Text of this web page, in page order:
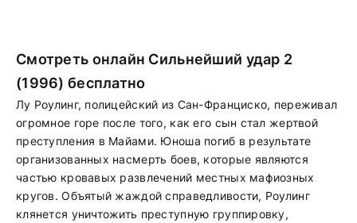
Смотреть онлайн Сильнейший удар 2
(1996) бесплатно
Лу Роулинг, полицейский из Сан-Франциско, переживал
огромное горе после того, как его сын стал жертвой
преступления в Майами. Юноша погиб в результате
организованных насмерть боев, которые являются
частью кровавых развлечений местных мафиозных
кругов. Объятый жаждой справедливости, Роулинг
клянется уничтожить преступную группировку,